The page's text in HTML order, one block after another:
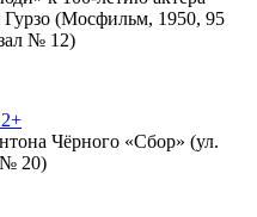
Гурзо (Мосфильм, 1950, 95
№ 12)
Чёрного «Сбор» (ул.
№ 20)